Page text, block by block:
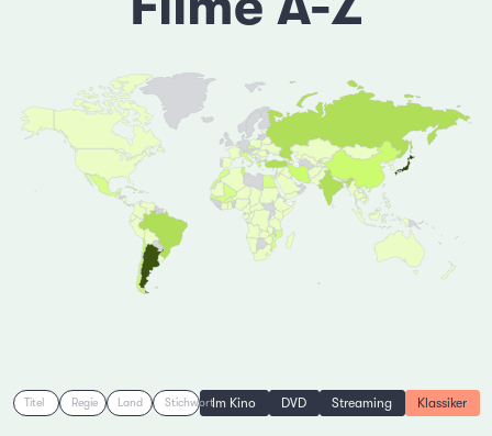
Titel Regie Land StichwortIm Kino DVD Streaming Klassiker